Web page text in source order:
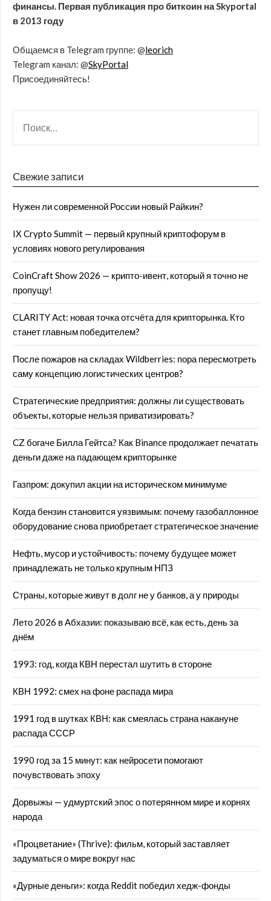
финансы. Первая публикация про биткоин на Skyportal
в 2013 году
Общаемся в Telegram группе: @leorich
Telegram канал: @SkyPortal
Присоединяйтесь!
Свежие записи
Нужен ли современной России новый Райкин?
IX Crypto Summit — первый крупный криптофорум в
условиях нового регулирования
CoinCraft Show 2026 — крипто-ивент, который я точно не
пропущу!
CLARITY Act: новая точка отсчёта для крипторынка. Кто
станет главным победителем?
После пожаров на складах Wildberries: пора пересмотреть
саму концепцию логистических центров?
Стратегические предприятия: должны ли существовать
объекты, которые нельзя приватизировать?
CZ богаче Билла Гейтса? Как Binance продолжает печатать
деньги даже на падающем крипторынке
Газпром: докупил акции на историческом минимуме
Когда бензин становится уязвимым: почему газобаллонное
оборудование снова приобретает стратегическое значение
Нефть, мусор и устойчивость: почему будущее может
принадлежать не только крупным НПЗ
Страны, которые живут в долг не у банков, а у природы
Лето 2026 в Абхазии: показываю всё, как есть, день за
днём
1993: год, когда КВН перестал шутить в стороне
КВН 1992: смех на фоне распада мира
1991 год в шутках КВН: как смеялась страна накануне
распада СССР
1990 год за 15 минут: как нейросети помогают
почувствовать эпоху
Дорвыжы — удмуртский эпос о потерянном мире и корнях
народа
«Процветание» (Thrive): фильм, который заставляет
задуматься о мире вокруг нас
«Дурные деньги»: когда Reddit победил хедж-фонды